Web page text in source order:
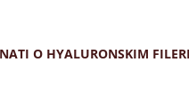
O HYALURONSKIM